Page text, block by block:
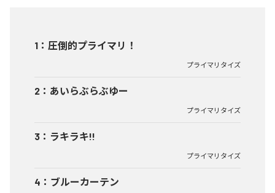
1 ： 圧倒的プライマリ！
プライマリタイズ
2 ： あいらぶらぶゆー
プライマリタイズ
3 ： ラキラキ!!
プライマリタイズ
4 ： ブルーカーテン